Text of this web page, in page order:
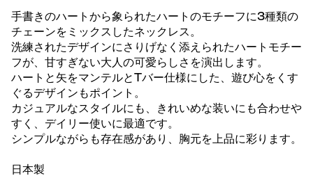
手書きのハートから象られたハートのモチーフに3種類の
チェーンをミックスしたネックレス。
洗練されたデザインにさりげなく添えられたハートモチー
フが、甘すぎない大人の可愛らしさを演出します。
ハートと矢をマンテルとTバー仕様にした、遊び心をくす
ぐるデザインもポイント。
カジュアルなスタイルにも、きれいめな装いにも合わせや
すく、デイリー使いに最適です。
シンプルながらも存在感があり、胸元を上品に彩ります。
日本製